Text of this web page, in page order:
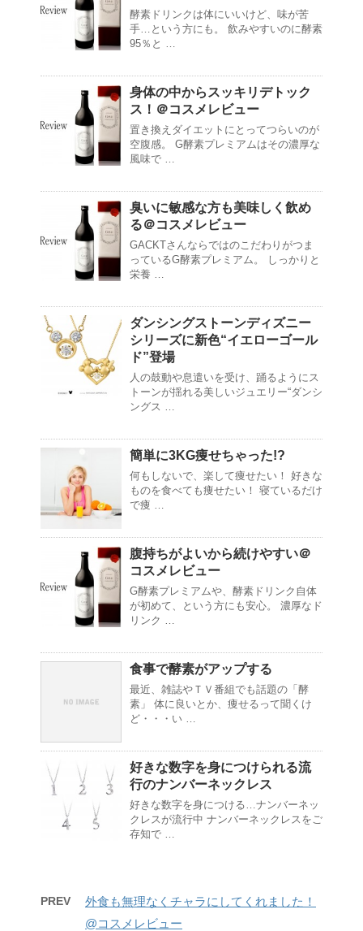
酵素ドリンクは体にいいけど、味が苦
手…という方にも。 飲みやすいのに酵素
95％と …
身体の中からスッキリデトック
ス！＠コスメレビュー
置き換えダイエットにとってつらいのが
空腹感。 G酵素プレミアムはその濃厚な
風味で …
臭いに敏感な方も美味しく飲め
る＠コスメレビュー
GACKTさんならではのこだわりがつま
っているG酵素プレミアム。 しっかりと
栄養 …
ダンシングストーンディズニー
シリーズに新色“イエローゴール
ド”登場
人の鼓動や息遣いを受け、踊るようにス
トーンが揺れる美しいジュエリー“ダンシ
ングス …
簡単に3KG痩せちゃった!?
何もしないで、楽して痩せたい！ 好きな
ものを食べても痩せたい！ 寝ているだけ
で痩 …
腹持ちがよいから続けやすい＠
コスメレビュー
G酵素プレミアムや、酵素ドリンク自体
が初めて、という方にも安心。 濃厚なド
リンク …
食事で酵素がアップする
最近、雑誌やＴＶ番組でも話題の「酵
素」 体に良いとか、痩せるって聞くけ
ど・・・い …
好きな数字を身につけられる流
行のナンバーネックレス
好きな数字を身につける…ナンバーネッ
クレスが流行中 ナンバーネックレスをご
存知で …
PREV
外食も無理なくチャラにしてくれました！
@コスメレビュー